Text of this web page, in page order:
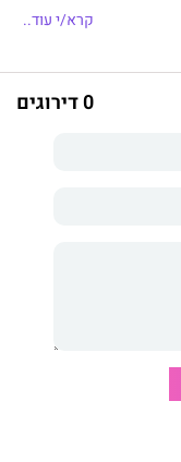
לא כשיש לה
אלא גם על האהבה
קרא/י עוד..
0 דירוגים